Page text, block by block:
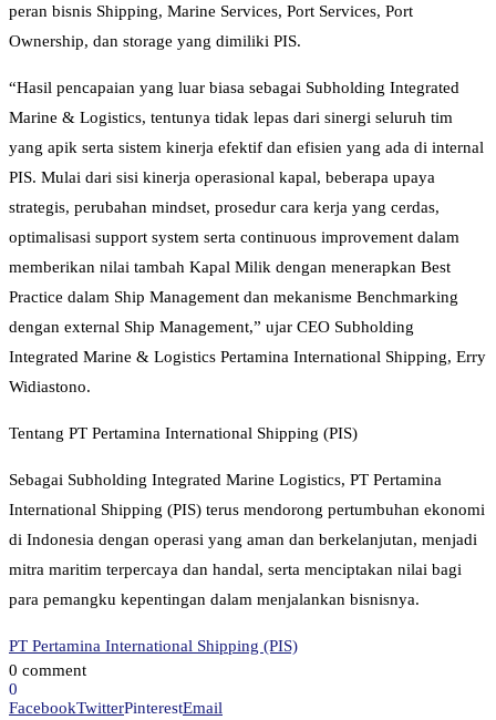
peran bisnis Shipping, Marine Services, Port Services, Port
Ownership, dan storage yang dimiliki PIS.
“Hasil pencapaian yang luar biasa sebagai Subholding Integrated
Marine & Logistics, tentunya tidak lepas dari sinergi seluruh tim
yang apik serta sistem kinerja efektif dan efisien yang ada di internal
PIS. Mulai dari sisi kinerja operasional kapal, beberapa upaya
strategis, perubahan mindset, prosedur cara kerja yang cerdas,
optimalisasi support system serta continuous improvement dalam
memberikan nilai tambah Kapal Milik dengan menerapkan Best
Practice dalam Ship Management dan mekanisme Benchmarking
dengan external Ship Management,” ujar CEO Subholding
Integrated Marine & Logistics Pertamina International Shipping, Erry
Widiastono.
Tentang PT Pertamina International Shipping (PIS)
Sebagai Subholding Integrated Marine Logistics, PT Pertamina
International Shipping (PIS) terus mendorong pertumbuhan ekonomi
di Indonesia dengan operasi yang aman dan berkelanjutan, menjadi
mitra maritim terpercaya dan handal, serta menciptakan nilai bagi
para pemangku kepentingan dalam menjalankan bisnisnya.
PT Pertamina International Shipping (PIS)
0 comment
0
FacebookTwitterPinterestEmail